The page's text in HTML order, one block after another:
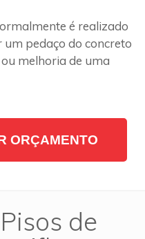
é realizado
pedaço do concreto
melhoria de uma
ORÇAMENTO
de